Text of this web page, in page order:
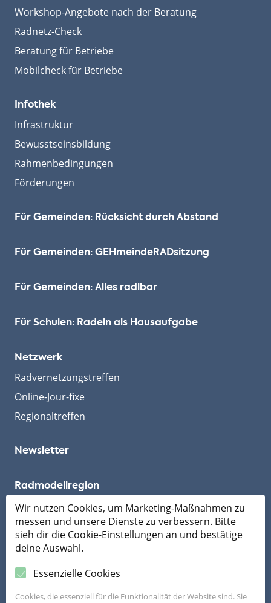
Workshop-Angebote nach der Beratung
Radnetz-Check
Beratung für Betriebe
Mobilcheck für Betriebe
Infothek
Infrastruktur
Bewusstseinsbildung
Rahmenbedingungen
Förderungen
Für Gemeinden: Rücksicht durch Abstand
Für Gemeinden: GEHmeinde­RADsitzung
Für Gemeinden: Alles radlbar
Für Schulen: Radeln als Hausaufgabe
Netzwerk
Radvernetzungstreffen
Online-Jour-fixe
Regionaltreffen
Newsletter
Radmodellregion
Mobil ans Ziel
Wir nutzen Cookies, um Marketing-Maßnahmen zu
messen und unsere Dienste zu verbessern. Bitte
sieh dir die Cookie-Einstellungen an und bestätige
deine Auswahl.
Essenzielle Cookies
Cookies, die essenziell für die Funktionalität der Website sind. Sie